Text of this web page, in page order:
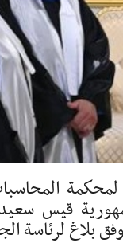
قيس
بلاغ لرئاسة